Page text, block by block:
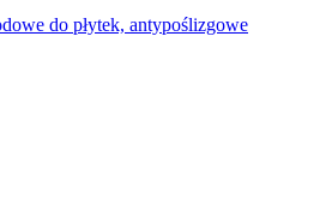
do płytek, antypoślizgowe